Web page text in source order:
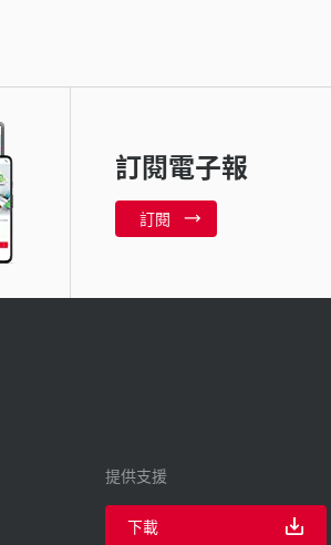
訂閱電子報
訂閱
提供支援
下載